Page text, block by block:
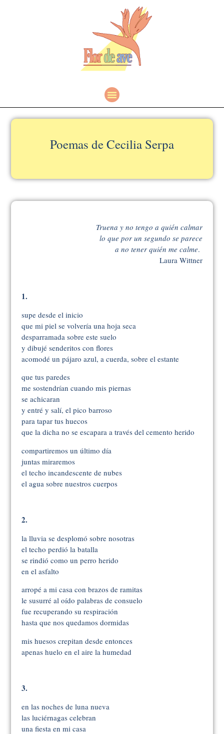
Poemas de Cecilia Serpa
Truena y no tengo a quién calmar
lo que por un segundo se parece
a no tener quién me calme.
Laura Wittner
1.
supe desde el inicio
que mi piel se volvería una hoja seca
desparramada sobre este suelo
y dibujé senderitos con flores
acomodé un pájaro azul, a cuerda, sobre el estante
que tus paredes
me sostendrían cuando mis piernas
se achicaran
y entré y salí, el pico barroso
para tapar tus huecos
que la dicha no se escapara a través del cemento herido
compartiremos un último día
juntas miraremos
el techo incandescente de nubes
el agua sobre nuestros cuerpos
2.
la lluvia se desplomó sobre nosotras
el techo perdió la batalla
se rindió como un perro herido
en el asfalto
arropé a mi casa con brazos de ramitas
le susurré al oído palabras de consuelo
fue recuperando su respiración
hasta que nos quedamos dormidas
mis huesos crepitan desde entonces
apenas huelo en el aire la humedad
3.
en las noches de luna nueva
las luciérnagas celebran
una fiesta en mi casa